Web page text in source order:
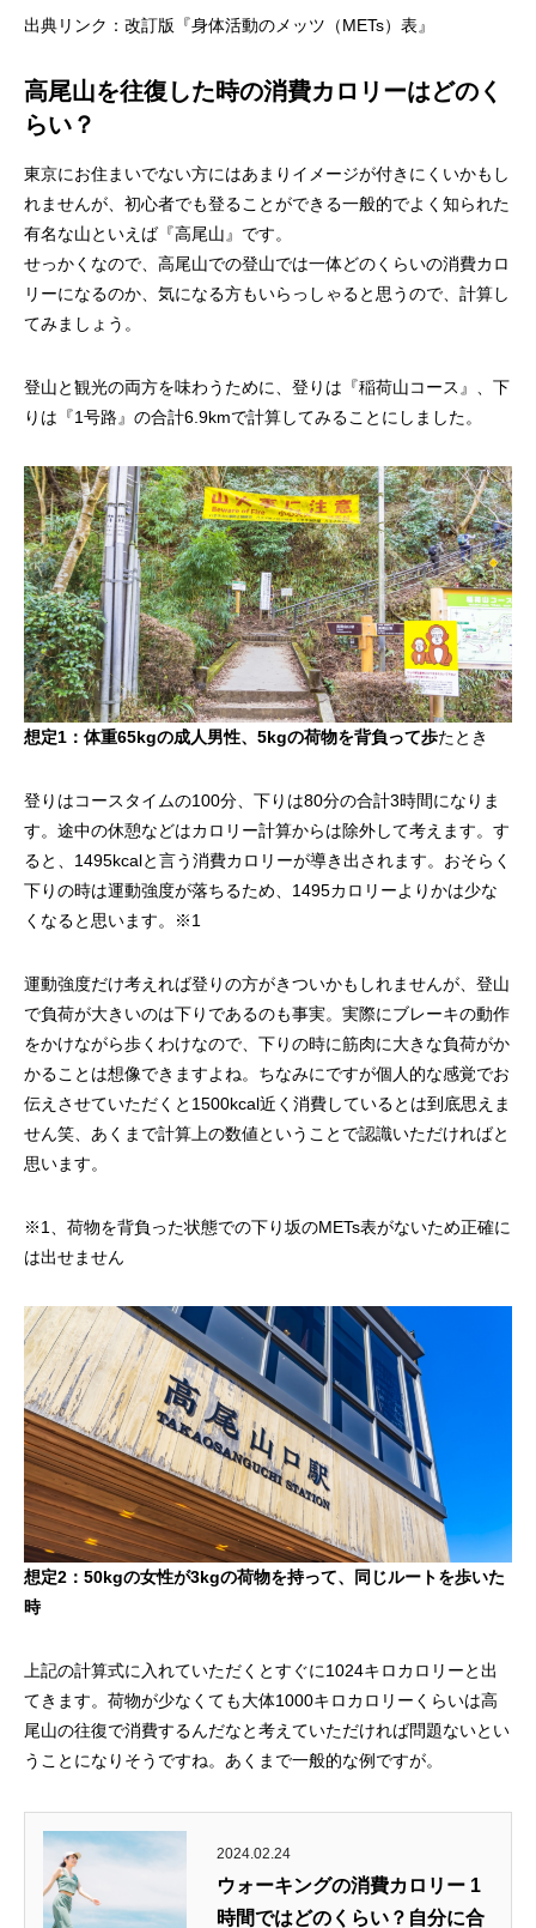
出典リンク： 改訂版『身体活動のメッツ（METs）表』
高尾山を往復した時の消費カロリーはどのく
らい？
東京にお住まいでない方にはあまりイメージが付きにくいかもし
れませんが、初心者でも登ることができる一般的でよく知られた
有名な山といえば『高尾山』です。
せっかくなので、高尾山での登山では一体どのくらいの消費カロ
リーになるのか、気になる方もいらっしゃると思うので、計算し
てみましょう。
登山と観光の両方を味わうために、登りは『稲荷山コース』、下
りは『1号路』の合計6.9kmで計算してみることにしました。
想定1：体重65kgの成人男性、5kgの荷物を背負って歩たとき
登りはコースタイムの100分、下りは80分の合計3時間になりま
す。途中の休憩などはカロリー計算からは除外して考えます。す
ると、1495kcalと言う消費カロリーが導き出されます。おそらく
下りの時は運動強度が落ちるため、1495カロリーよりかは少な
くなると思います。※1
運動強度だけ考えれば登りの方がきついかもしれませんが、登山
で負荷が大きいのは下りであるのも事実。実際にブレーキの動作
をかけながら歩くわけなので、下りの時に筋肉に大きな負荷がか
かることは想像できますよね。ちなみにですが個人的な感覚でお
伝えさせていただくと1500kcal近く消費しているとは到底思えま
せん笑、あくまで計算上の数値ということで認識いただければと
思います。
※1、荷物を背負った状態での下り坂のMETs表がないため正確に
は出せません
想定2：50kgの女性が3kgの荷物を持って、同じルートを歩いた
時
上記の計算式に入れていただくとすぐに1024キロカロリーと出
てきます。荷物が少なくても大体1000キロカロリーくらいは高
尾山の往復で消費するんだなと考えていただければ問題ないとい
うことになりそうですね。あくまで一般的な例ですが。
2024.02.24
ウォーキングの消費カロリー 1
時間ではどのくらい？自分に合